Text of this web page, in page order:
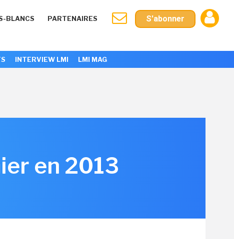
BLANCS PARTENAIRES S'abonner
INTERVIEW LMI LMI MAG
en 2013